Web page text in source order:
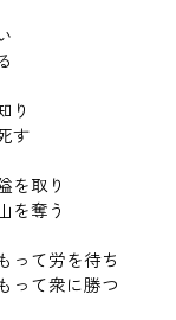
り
取り
奪う
て労を待ち
衆に勝つ